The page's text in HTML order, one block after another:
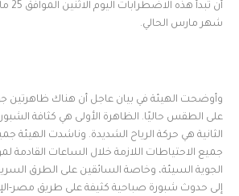
أن
شهر مارس الحالي.
وأوضحت الهيئة في بيان عاجل أن هناك ظاهرتين
على الطقس حاليًا. الظاهرة الأولى هي كثافة
الثانية هي حركة الرياح الشديدة. وناشدت الهيئة
جميع الاحتياطات اللازمة خلال الساعات القادمة
الجوية السيئة، وخاصة السائقين على الطرق
إلى حدوث شبورة صباحية كثيفة على طريق مصر-